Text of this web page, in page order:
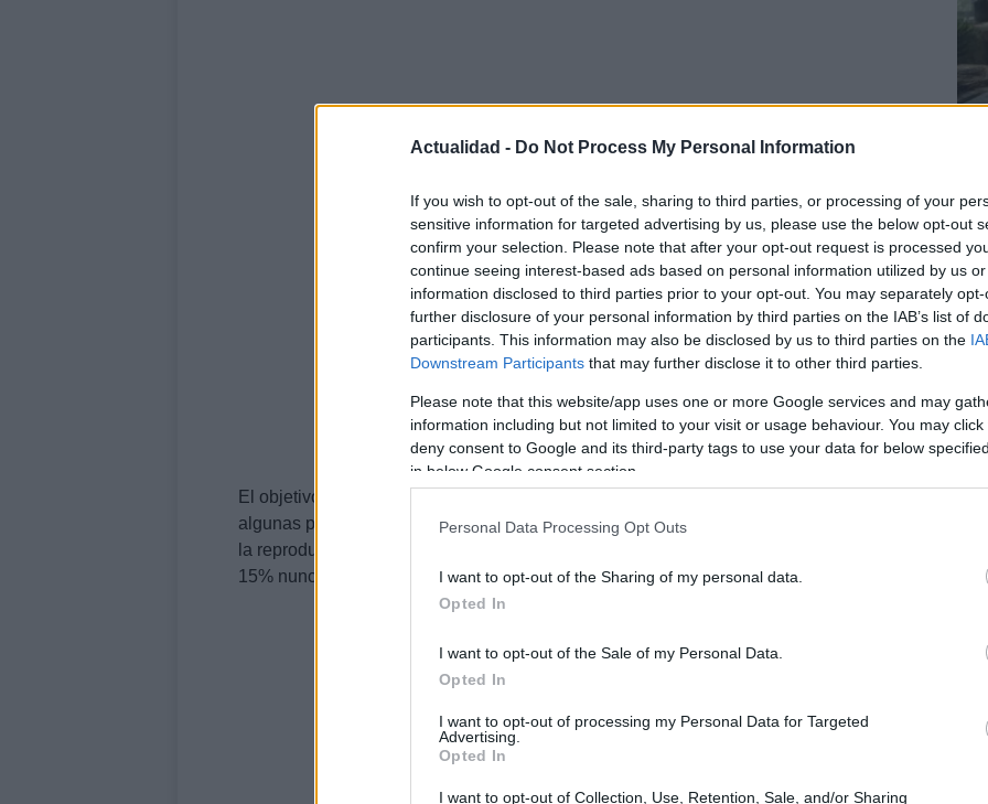
Actualidad - Do Not Process My Personal Information
If you wish to opt-out of the sale, sharing to third parties, or processing of your
sensitive information for targeted advertising by us, please use the below opt-out
confirm your selection. Please note that after your opt-out request is processed
continue seeing interest-based ads based on personal information utilized by us
information disclosed to third parties prior to your opt-out. You may separately
further disclosure of your personal information by third parties on the IAB’s list of
participants. This information may also be disclosed by us to third parties on the
Downstream Participants that may further disclose it to other third parties.
Please note that this website/app uses one or more Google services and may
information including but not limited to your visit or usage behaviour. You may
deny consent to Google and its third-party tags to use your data for below
in below Google consent section.
Personal Data Processing Opt Outs
I want to opt-out of the Sharing of my personal data.
Opted In
I want to opt-out of the Sale of my Personal Data.
Opted In
I want to opt-out of processing my Personal Data for Targeted
Advertising.
Opted In
I want to opt-out of Collection, Use, Retention, Sale, and/or Sharing
El objetivo es mejorar las técnicas de reproducción asistida y entender por qué
algunas parejas no son fértiles. Actualmente solo el 40% de las parejas que recurren a
la reproducción asistida suelen conseguir un embarazo al primer intento. En cambio un
15% nunca lo consigue.